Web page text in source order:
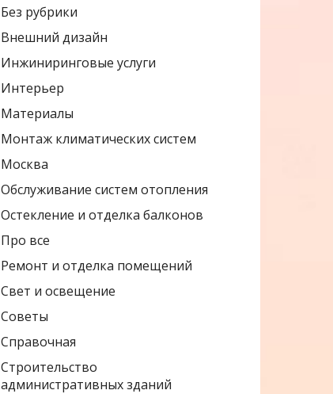
Без рубрики
Внешний дизайн
Инжиниринговые услуги
Интерьер
Материалы
Монтаж климатических систем
Москва
Обслуживание систем отопления
Остекление и отделка балконов
Про все
Ремонт и отделка помещений
Свет и освещение
Советы
Справочная
Строительство
административных зданий